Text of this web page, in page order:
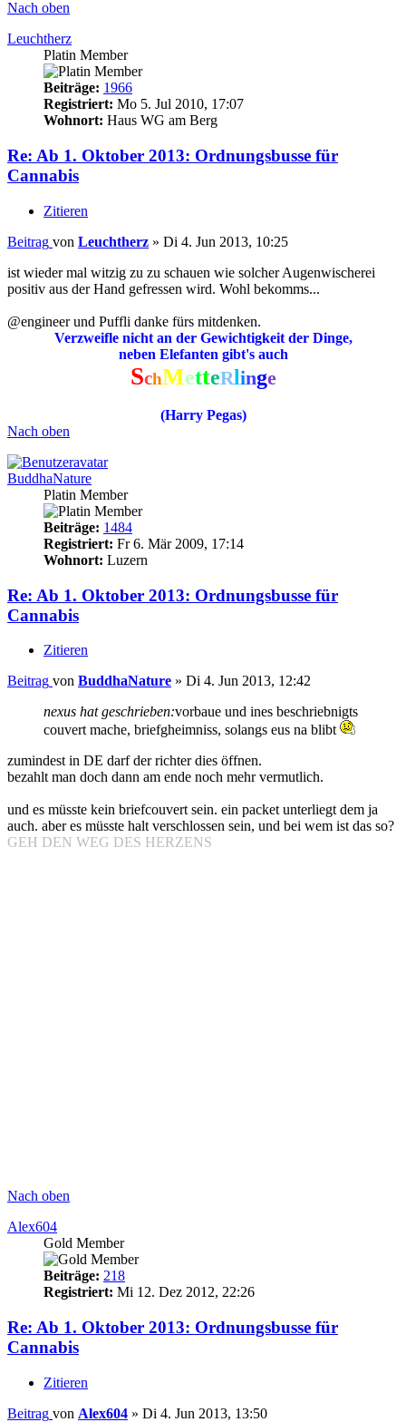
Nach oben
Leuchtherz
Platin Member
Beiträge: 1966
Registriert: Mo 5. Jul 2010, 17:07
Wohnort: Haus WG am Berg
Re: Ab 1. Oktober 2013: Ordnungsbusse für
Cannabis
Zitieren
Beitrag von Leuchtherz » Di 4. Jun 2013, 10:25
ist wieder mal witzig zu zu schauen wie solcher Augenwischerei
positiv aus der Hand gefressen wird. Wohl bekomms...
@engineer und Puffli danke fürs mitdenken.
Verzweifle nicht an der Gewichtigkeit der Dinge,
neben Elefanten gibt's auch
SchMetteRlinge
(Harry Pegas)
Nach oben
BuddhaNature
Platin Member
Beiträge: 1484
Registriert: Fr 6. Mär 2009, 17:14
Wohnort: Luzern
Re: Ab 1. Oktober 2013: Ordnungsbusse für
Cannabis
Zitieren
Beitrag von BuddhaNature » Di 4. Jun 2013, 12:42
nexus hat geschrieben:vorbaue und ines beschriebnigts
couvert mache, briefgheimniss, solangs eus na blibt
zumindest in DE darf der richter dies öffnen.
bezahlt man doch dann am ende noch mehr vermutlich.
und es müsste kein briefcouvert sein. ein packet unterliegt dem ja
auch. aber es müsste halt verschlossen sein, und bei wem ist das so?
GEH DEN WEG DES HERZENS
Nach oben
Alex604
Gold Member
Beiträge: 218
Registriert: Mi 12. Dez 2012, 22:26
Re: Ab 1. Oktober 2013: Ordnungsbusse für
Cannabis
Zitieren
Beitrag von Alex604 » Di 4. Jun 2013, 13:50